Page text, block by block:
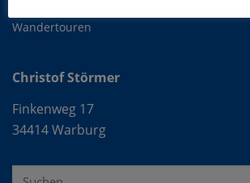
Wandertouren
Christof Störmer
Finkenweg 17
34414 Warburg
Suche